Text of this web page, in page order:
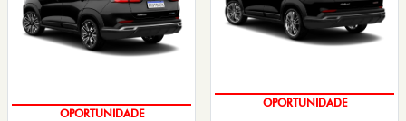
OPORTUNIDADE
OPORTUNIDADE